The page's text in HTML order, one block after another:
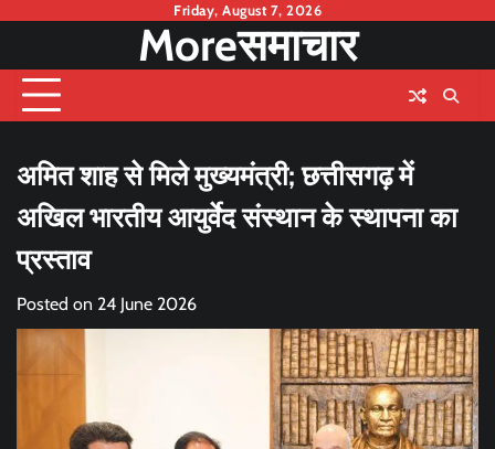
content
Friday, August 7, 2026
Moreसमाचार
अमित शाह से मिले मुख्यमंत्री; छत्तीसगढ़ में
अखिल भारतीय आयुर्वेद संस्थान के स्थापना का
प्रस्ताव
Posted on 24 June 2026